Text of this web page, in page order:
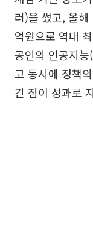
러)을 썼고, 올
억원으로 역대
공인의 인공지
고 동시에 정책
긴 점이 성과로